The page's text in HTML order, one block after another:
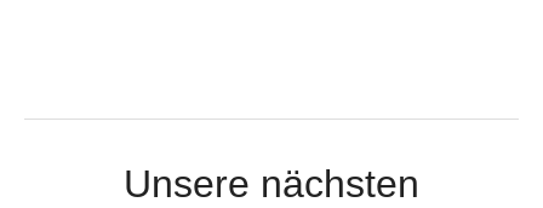
Unsere nächsten